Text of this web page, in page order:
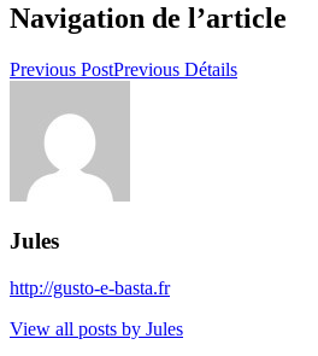
Navigation de l’article
Previous PostPrevious Détails
Jules
http://gusto-e-basta.fr
View all posts by Jules